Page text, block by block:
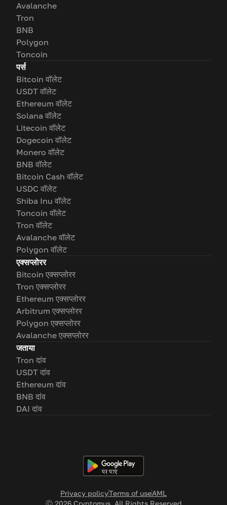
Privacy policyTerms of useAML
Avalanche
Tron
BNB
Polygon
Toncoin
पर्स
Bitcoin वॉलेट
USDT वॉलेट
Ethereum वॉलेट
Solana वॉलेट
Litecoin वॉलेट
Dogecoin वॉलेट
Monero वॉलेट
BNB वॉलेट
Bitcoin Cash वॉलेट
USDC वॉलेट
Shiba Inu वॉलेट
Toncoin वॉलेट
Tron वॉलेट
Avalanche वॉलेट
Polygon वॉलेट
एक्सप्लोरर
Bitcoin एक्सप्लोरर
Tron एक्सप्लोरर
Ethereum एक्सप्लोरर
Arbitrum एक्सप्लोरर
Polygon एक्सप्लोरर
Avalanche एक्सप्लोरर
जताया
Tron दांव
USDT दांव
Ethereum दांव
BNB दांव
DAI दांव